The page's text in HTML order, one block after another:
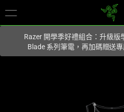
的網站.
Razer 開學季好禮組合：升級版
Blade 系列筆電，再加碼贈送